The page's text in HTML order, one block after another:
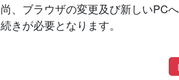
尚、ブラウザの変更及び新しいPC
続きが必要となります。